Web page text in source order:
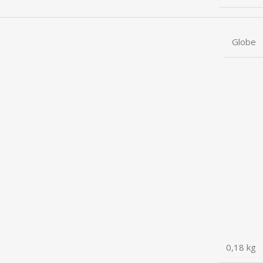
Globe
0,18 kg